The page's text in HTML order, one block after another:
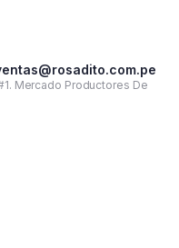
Mercado Productores De